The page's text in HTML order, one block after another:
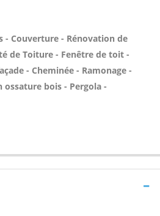
Couverture - Rénovation de
de Toiture - Fenêtre de toit -
- Cheminée - Ramonage -
ossature bois - Pergola -